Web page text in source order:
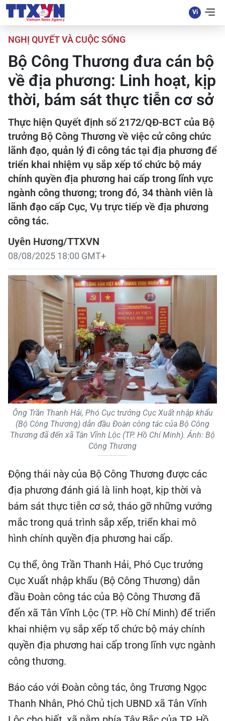
NGHỊ QUYẾT VÀ CUỘC SỐNG
Bộ Công Thương đưa cán bộ
về địa phương: Linh hoạt, kịp
thời, bám sát thực tiễn cơ sở
Thực hiện Quyết định số 2172/QĐ-BCT của Bộ
trưởng Bộ Công Thương về việc cử công chức
lãnh đạo, quản lý đi công tác tại địa phương để
triển khai nhiệm vụ sắp xếp tổ chức bộ máy
chính quyền địa phương hai cấp trong lĩnh vực
ngành công thương; trong đó, 34 thành viên là
lãnh đạo cấp Cục, Vụ trực tiếp về địa phương
công tác.
Uyên Hương/TTXVN
08/08/2025 18:00 GMT+
Ông Trần Thanh Hải, Phó Cục trưởng Cục Xuất nhập khẩu
(Bộ Công Thương) dẫn đầu Đoàn công tác của Bộ Công
Thương đã đến xã Tân Vĩnh Lộc (TP. Hồ Chí Minh). Ảnh: Bộ
Công Thương
Động thái này của Bộ Công Thương được các
địa phương đánh giá là linh hoạt, kịp thời và
bám sát thực tiễn cơ sở, tháo gỡ những vướng
mắc trong quá trình sắp xếp, triển khai mô
hình chính quyền địa phương hai cấp.
Cụ thể, ông Trần Thanh Hải, Phó Cục trưởng
Cục Xuất nhập khẩu (Bộ Công Thương) dẫn
đầu Đoàn công tác của Bộ Công Thương đã
đến xã Tân Vĩnh Lộc (TP. Hồ Chí Minh) để triển
khai nhiệm vụ sắp xếp tổ chức bộ máy chính
quyền địa phương hai cấp trong lĩnh vực ngành
công thương.
Báo cáo với Đoàn công tác, ông Trương Ngọc
Thanh Nhân, Phó Chủ tịch UBND xã Tân Vĩnh